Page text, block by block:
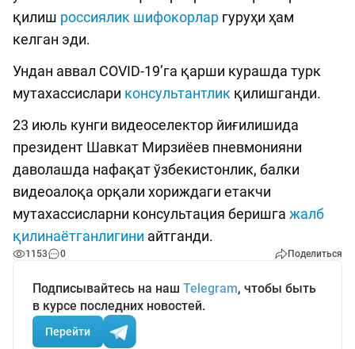
қилиш россиялик шифокорлар гуруҳи ҳам
келган эди.
Ундан аввал COVID-19’га қарши курашда турк
мутахассислари консультантлик қилишганди.
23 июль кунги видеоселектор йиғилишида
президент Шавкат Мирзиёев пневмонияни
даволашда нафақат ўзбекистонлик, балки
видеоалоқа орқали хориждаги етакчи
мутахассисларни консультация беришга жалб
қилинаётганлигини айтганди.
1153 0 Поделиться
Подписывайтесь на наш Telegram, чтобы быть
в курсе последних новостей.
Перейти